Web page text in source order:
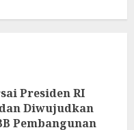
Presiden RI
Diwujudkan
Pembangunan